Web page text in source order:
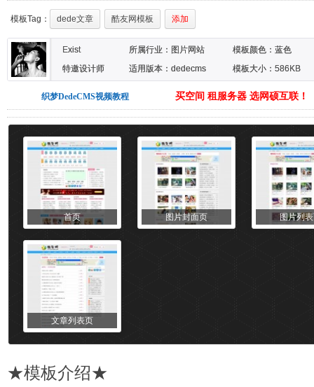
模板Tag： dede文章 酷友网模板 添加
Exist
特邀设计师
所属行业： 图片网站 模板颜色： 蓝色
适用版本：dedecms
模板大小：586KB
织梦DedeCMS视频教程 买空间 租服务器 选网硕互联！
首页 图片封面页 图片列
文章列表页
★模板介绍★